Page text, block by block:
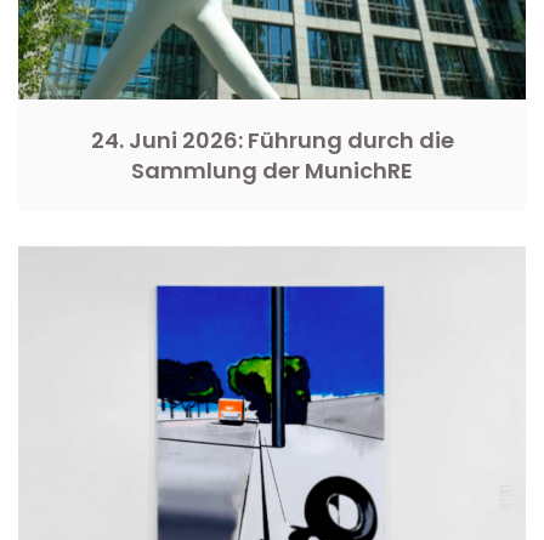
24. Juni 2026: Führung durch die
Sammlung der MunichRE